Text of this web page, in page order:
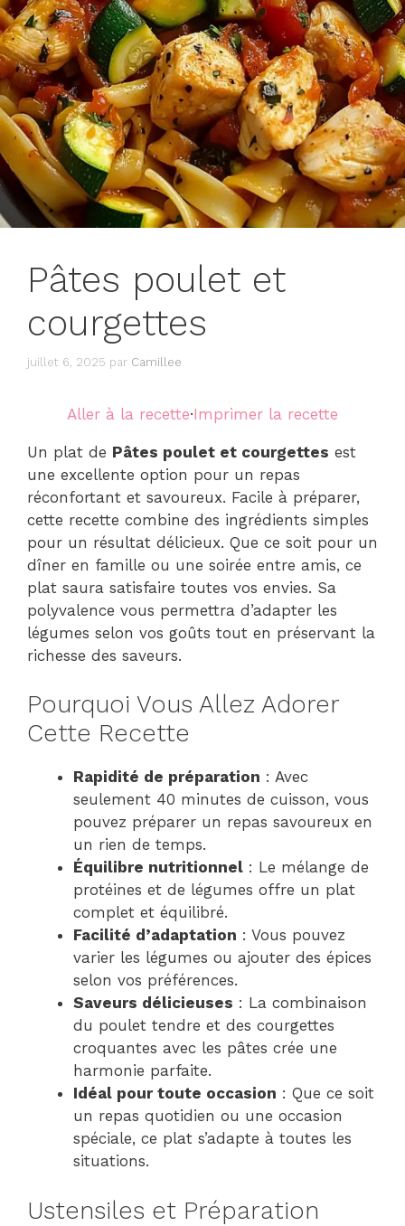
Pâtes poulet et
courgettes
juillet 6, 2025 par Camillee
Aller à la recette·Imprimer la recette
Un plat de Pâtes poulet et courgettes est
une excellente option pour un repas
réconfortant et savoureux. Facile à préparer,
cette recette combine des ingrédients simples
pour un résultat délicieux. Que ce soit pour un
dîner en famille ou une soirée entre amis, ce
plat saura satisfaire toutes vos envies. Sa
polyvalence vous permettra d’adapter les
légumes selon vos goûts tout en préservant la
richesse des saveurs.
Pourquoi Vous Allez Adorer
Cette Recette
Rapidité de préparation : Avec
seulement 40 minutes de cuisson, vous
pouvez préparer un repas savoureux en
un rien de temps.
Équilibre nutritionnel : Le mélange de
protéines et de légumes offre un plat
complet et équilibré.
Facilité d’adaptation : Vous pouvez
varier les légumes ou ajouter des épices
selon vos préférences.
Saveurs délicieuses : La combinaison
du poulet tendre et des courgettes
croquantes avec les pâtes crée une
harmonie parfaite.
Idéal pour toute occasion : Que ce soit
un repas quotidien ou une occasion
spéciale, ce plat s’adapte à toutes les
situations.
Ustensiles et Préparation